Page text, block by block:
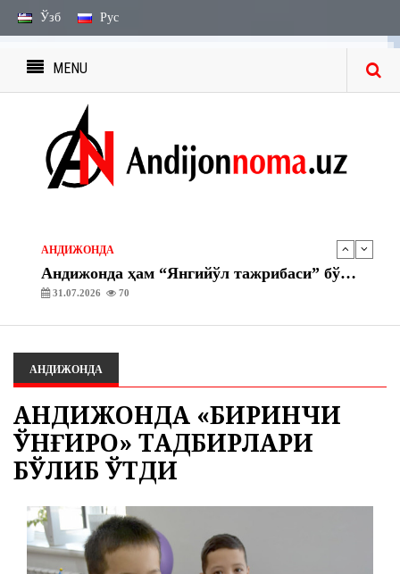
Ўзб Рус
MENU
ЭЪЛОН ВА БИЛДИРУВЛАР
МЕРОС БИЛДИРУВЛАРИ
27.07.2026 2241
ЭЪЛОН ВА БИЛДИРУВЛАР
АНДИЖОНДА
Андижонда ҳам “Янгийўл тажрибаси” бўйича амалий ишлар бошланди
31.07.2026 70
30.07.2026 72
ЭЪЛОН ВА БИЛДИРУВЛАР
27.07.2026 2241
ЭЪЛОН ВА БИЛДИРУВЛАР
МЕРОС ИШИ БЎЙИЧА ЭЪЛОН
03.08.2026 1754
АНДИЖОНДА
АНДИЖОНДА «БИРИНЧИ
ҚЎНҒИРОҚ» ТАДБИРЛАРИ
БЎЛИБ ЎТДИ